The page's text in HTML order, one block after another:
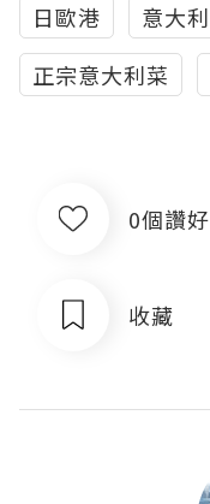
日歐港 意大利
正宗意大利菜
0個讚好
收藏